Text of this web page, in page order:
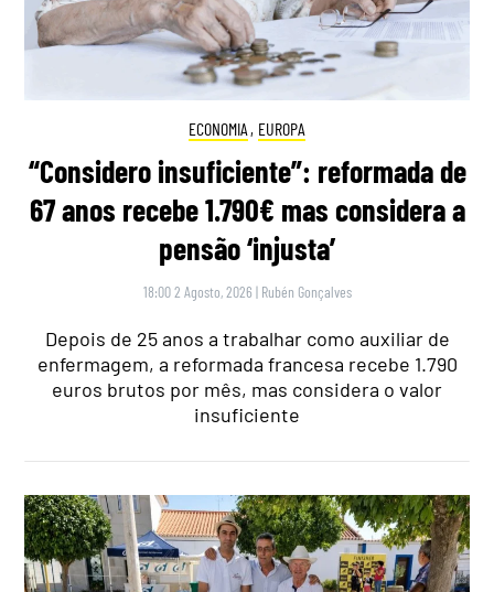
ECONOMIA , EUROPA
“Considero insuficiente”: reformada de
67 anos recebe 1.790€ mas considera a
pensão ‘injusta’
18:00 2 Agosto, 2026 | Rubén Gonçalves
Depois de 25 anos a trabalhar como auxiliar de
enfermagem, a reformada francesa recebe 1.790
euros brutos por mês, mas considera o valor
insuficiente